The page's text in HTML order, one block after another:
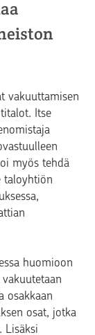
vakuuttamisen
Itse
myös tehdä
taloyhtiön
huomioon
osakkaan
osat, jotka
Lisäksi